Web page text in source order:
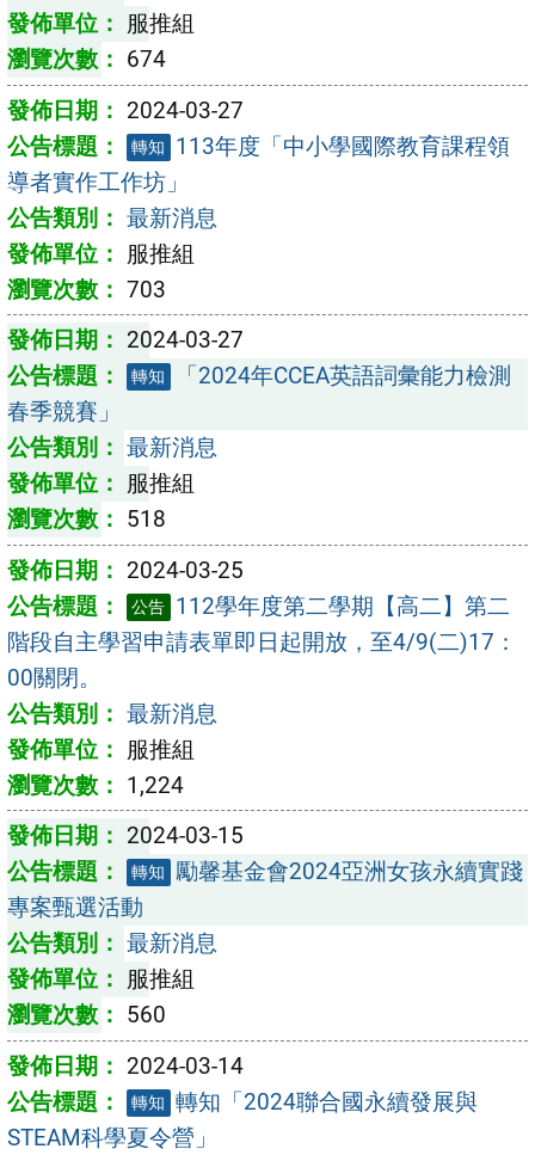
服推組
674
2024-03-27
轉知
113年度「中小學國際教育課程領
導者實作工作坊」
最新消息
服推組
703
2024-03-27
轉知
「2024年CCEA英語詞彙能力檢測
春季競賽」
最新消息
服推組
518
2024-03-25
公告 112學年度第二學期【高二】第二
階段自主學習申請表單即日起開放，至4/9(二)17：
00關閉。
最新消息
服推組
1,224
2024-03-15
轉知 勵馨基金會2024亞洲女孩永續實踐
專案甄選活動
最新消息
服推組
560
2024-03-14
轉知 轉知「2024聯合國永續發展與
STEAM科學夏令營」